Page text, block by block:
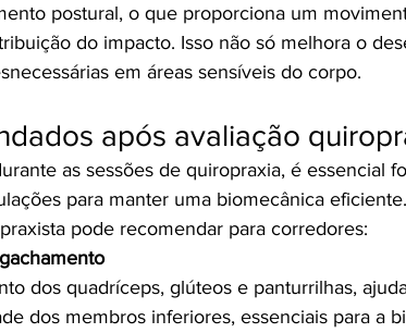
postural, o que proporciona um
do impacto. Isso não só melhora o
em áreas sensíveis do corpo.
após avaliação
as sessões de quiropraxia, é essencial
para manter uma biomecânica
pode recomendar para corredores:
dos quadríceps, glúteos e panturrilhas,
dos membros inferiores, essenciais para a